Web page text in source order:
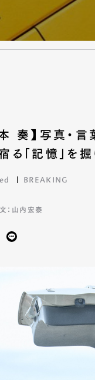
奏】写真・言
る「記憶」を掘
BREAKING
文：山内宏泰